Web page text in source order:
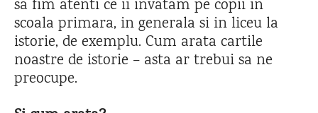
sa fim atenti ce ii invatam pe copii in
scoala primara, in generala si in liceu la
istorie, de exemplu. Cum arata cartile
noastre de istorie – asta ar trebui sa ne
preocupe.